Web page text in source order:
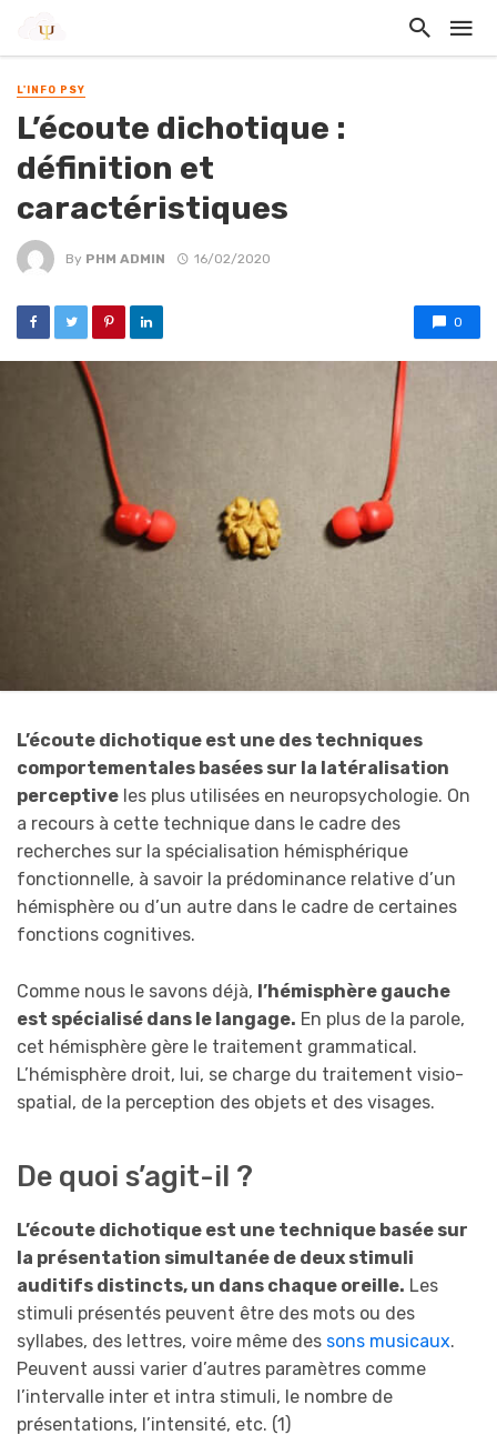
L'INFO PSY
L’écoute dichotique :
définition et
caractéristiques
By PHM ADMIN 16/02/2020
0
L’écoute dichotique est une des techniques
comportementales basées sur la latéralisation
perceptive les plus utilisées en neuropsychologie. On
a recours à cette technique dans le cadre des
recherches sur la spécialisation hémisphérique
fonctionnelle, à savoir la prédominance relative d’un
hémisphère ou d’un autre dans le cadre de certaines
fonctions cognitives.
Comme nous le savons déjà, l’hémisphère gauche
est spécialisé dans le langage. En plus de la parole,
cet hémisphère gère le traitement grammatical.
L’hémisphère droit, lui, se charge du traitement visio-
spatial, de la perception des objets et des visages.
De quoi s’agit-il ?
L’écoute dichotique est une technique basée sur
la présentation simultanée de deux stimuli
auditifs distincts, un dans chaque oreille. Les
stimuli présentés peuvent être des mots ou des
syllabes, des lettres, voire même des sons musicaux.
Peuvent aussi varier d’autres paramètres comme
l’intervalle inter et intra stimuli, le nombre de
présentations, l’intensité, etc. (1)